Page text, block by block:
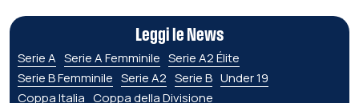
Leggi le News
Serie A Serie A Femminile Serie A2 Élite
Serie B Femminile Serie A2 Serie B Under 19
Coppa Italia Coppa della Divisione